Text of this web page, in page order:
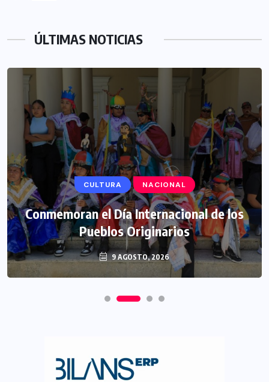
ÚLTIMAS NOTICIAS
CULTURA NACIONAL
Conmemoran el Día Internacional de los
Pueblos Originarios
9 AGOSTO, 2026